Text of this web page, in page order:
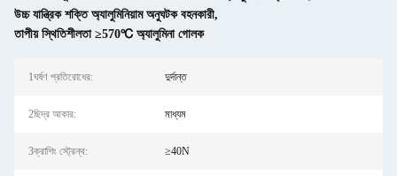
উচ্চ যান্ত্রিক শক্তি অ্যালুমিনিয়াম অনুঘটক বহনকারী,
তাপীয় স্থিতিশীলতা ≥570℃ অ্যালুমিনা গোলক
1ঘর্ষণ প্রতিরোধের: দুর্দান্ত
2ছিদ্র আকার: মাধ্যম
3ক্রাশিং স্ট্রেন্থ: ≥40N